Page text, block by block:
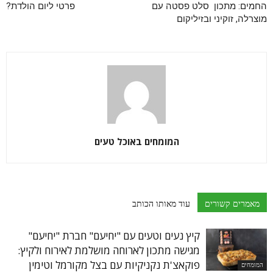
החמים: מתכון סלט פסטה עם
מוצרלה, זוקיני ובזיליקום
פרטי ליום הולדת?
המומחים באוכל טעים
מאמרים קשורים עוד מאותו הכותב
המומחים
קיץ נעים וטעים עם "יחיעם" חברת "יחיעם"
מגישה מתכון לארוחה מושלמת לאירוח ולקיץ:
פוקאצ'ת נקניקיות עם בצל מקורמל וטימין